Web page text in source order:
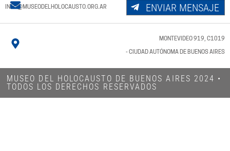
INFO@MUSEODELHOLOCAUSTO.ORG.AR ENVIAR MENSAJE
MONTEVIDEO 919, C1019
- CIUDAD AUTÓNOMA DE BUENOS AIRES
MUSEO DEL HOLOCAUSTO DE BUENOS AIRES 2024​ •
TODOS LOS DERECHOS RESERVADOS